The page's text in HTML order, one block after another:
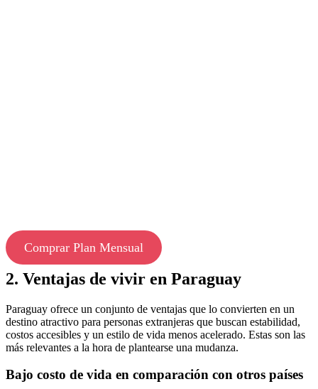
Comprar Plan Mensual
2. Ventajas de vivir en Paraguay
Paraguay ofrece un conjunto de ventajas que lo convierten en un
destino atractivo para personas extranjeras que buscan estabilidad,
costos accesibles y un estilo de vida menos acelerado. Estas son las
más relevantes a la hora de plantearse una mudanza.
Bajo costo de vida en comparación con otros países